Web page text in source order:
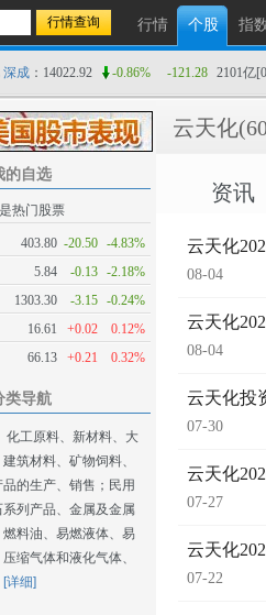
行情 个股 指
深成 ：14022.92 -0.86% -121.28 2101亿
的自选
热门股票
403.80 -20.50 -4.83%
5.84 -0.13 -2.18%
1303.30 -3.15 -0.24%
16.61 +0.02
0.12%
66.13 +0.21 0.32%
类导航
化工原料、新材料、大
筑材料、矿物饲料、
的生产、销售；民用
列产品、金属及金属
料油、易燃液体、易
缩气体和液化气体、
[详细]
云天化
资讯
云天化
08-04
云天化
08-04
云天化投
07-30
云天化
07-27
云天化
07-22